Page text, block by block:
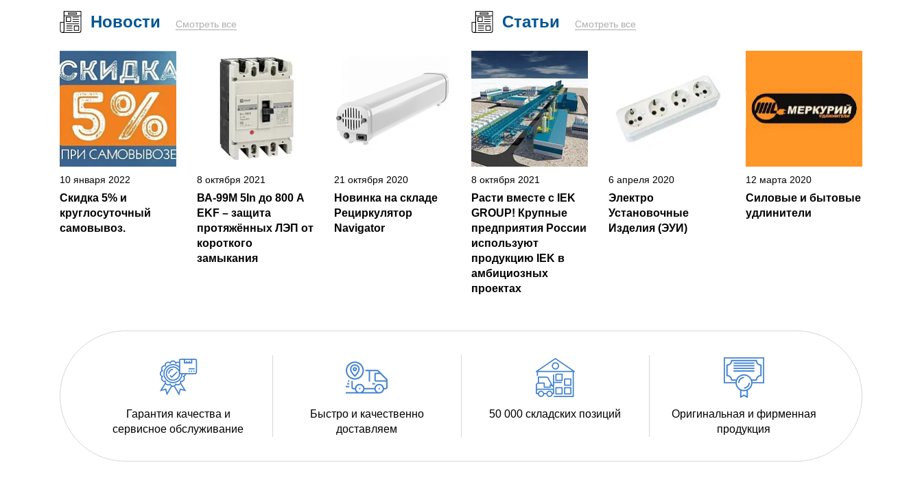
Новости Смотреть все
10 января 2022
Скидка 5% и
круглосуточный
самовывоз.
8 октября 2021
ВА-99М 5In до 800 А
EKF – защита
протяжённых ЛЭП от
короткого
замыкания
21 октября 2020
Новинка на складе
Рециркулятор
Navigator
Статьи Смотреть все
8 октября 2021
Расти вместе с IEK
GROUP! Крупные
предприятия России
используют
продукцию IEK в
амбициозных
проектах
6 апреля 2020
Электро
Установочные
Изделия (ЭУИ)
12 марта 2020
Силовые и бытовые
удлинители
Гарантия качества и
сервисное обслуживание
Быстро и качественно
доставляем
50 000 складских позиций
Оригинальная и фирменная
продукция